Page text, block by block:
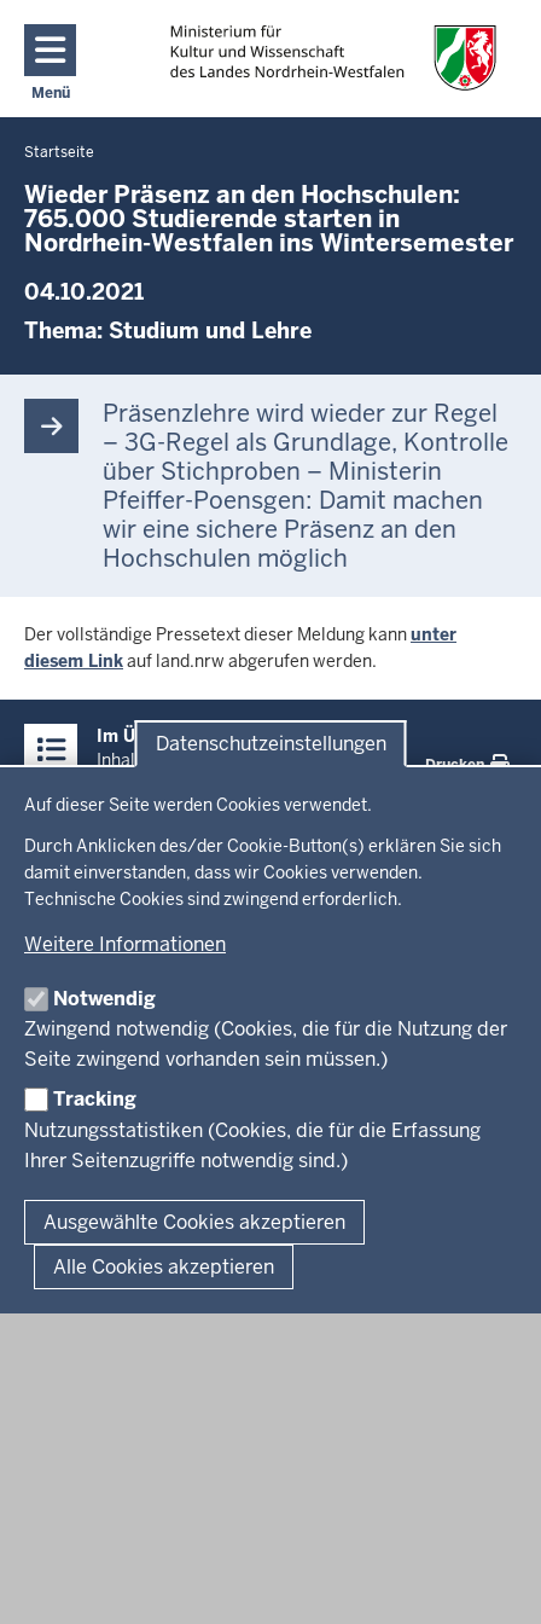
Datenschutzeinstellungen
Auf dieser Seite werden Cookies verwendet.
Durch Anklicken des/der Cookie-Button(s) erklären Sie sich
damit einverstanden, dass wir Cookies verwenden.
Technische Cookies sind zwingend erforderlich.
Weitere Informationen
Notwendig
Zwingend notwendig (Cookies, die für die Nutzung der
Seite zwingend vorhanden sein müssen.)
Tracking
Nutzungsstatistiken (Cookies, die für die Erfassung
Ihrer Seitenzugriffe notwendig sind.)
Ausgewählte Cookies akzeptieren
Alle Cookies akzeptieren
Direkt zum Inhalt
Menü
Navigation aktivieren/deaktivieren: Main Menu
Sie
befinden
sich
hier
Startseite
Wieder Präsenz an den Hochschulen:
765.000 Studierende starten in
Nordrhein-Westfalen ins Wintersemester
04.10.2021
Thema: Studium und Lehre
Präsenzlehre wird wieder zur Regel
– 3G-Regel als Grundlage, Kontrolle
über Stichproben – Ministerin
Pfeiffer-Poensgen: Damit machen
wir eine sichere Präsenz an den
Hochschulen möglich
Der vollständige Pressetext dieser Meldung kannunter
diesem Linkauf land.nrw abgerufen werden.
Inhalte
Im Überblick
Inhalt
Drucken
Menü
in
der
Fußzeile
Startseite
Ministerium
Leitung des Hauses
Organisation
Arbeitgeber Ministerium
Rechtsgrundlagen
Kultur
Wissenschaft, Forschung, Lehre und Studium
Presse
Service
Kontakt
Fußzeile
Datenschutz Erklärung zur Barrierefreiheit